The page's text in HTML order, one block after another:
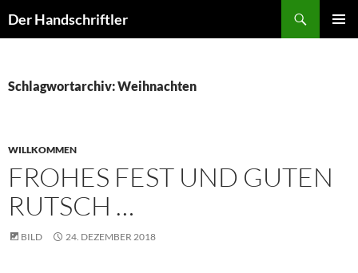
Inhalt
Der Handschriftler
Schlagwortarchiv: Weihnachten
WILLKOMMEN
FROHES FEST UND GUTEN
RUTSCH …
BILD 24. DEZEMBER 2018